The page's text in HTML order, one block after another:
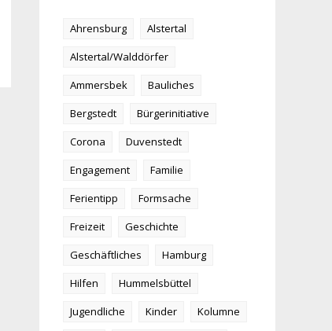
Ahrensburg
Alstertal
Alstertal/Walddörfer
Ammersbek
Bauliches
Bergstedt
Bürgerinitiative
Corona
Duvenstedt
Engagement
Familie
Ferientipp
Formsache
Freizeit
Geschichte
Geschäftliches
Hamburg
Hilfen
Hummelsbüttel
Jugendliche
Kinder
Kolumne